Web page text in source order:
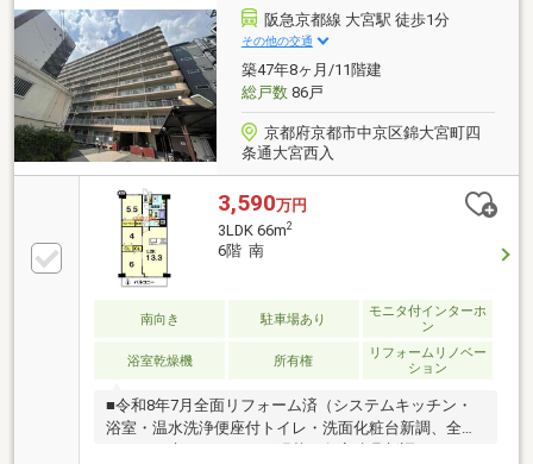
阪急京都線 大宮駅 徒歩1分
その他の交通
築47年8ヶ月/11階建
総戸数86戸
京都府京都市中京区錦大宮町四
条通大宮西入
3,590万円
3LDK 66m2
6階 南
南向き 駐車場あり
モニタ付インターホ
ン
浴室乾燥機 所有権
リフォームリノベー
ション
■令和8年7月全面リフォーム済（システムキッチン・
浴室・温水洗浄便座付トイレ・洗面化粧台新調、全室